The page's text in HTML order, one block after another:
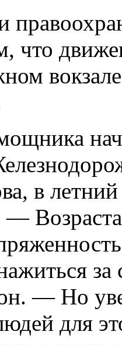
что
в
—
он. — Но
для